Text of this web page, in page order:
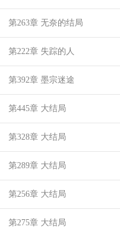
第263章 无奈的结局
第222章 失踪的人
第392章 墨宗迷途
第445章 大结局
第328章 大结局
第289章 大结局
第256章 大结局
第275章 大结局